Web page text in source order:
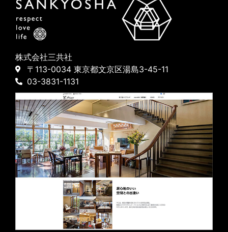
株式会社三共社
〒113-0034 東京都文京区湯島3-45-11
03-3831-1131